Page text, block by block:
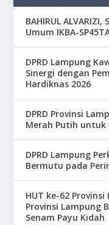
BAHIRUL
Umum IKBA-
DPRD Lampung
Sinergi dengan
Hardiknas 2026
DPRD Provinsi
Merah Putih untuk
DPRD Lampung
Bermutu pada
HUT ke-62
Provinsi Lampung
Senam Payu Kidah